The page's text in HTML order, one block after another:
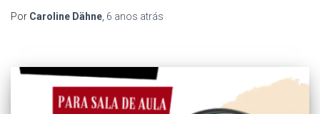
Por Caroline Dähne 6 anos atrás